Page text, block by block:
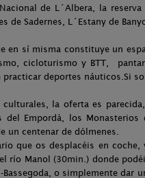
de L´Albera, la
de Sadernes, L´Estany de
en sí misma constituye un
cicloturismo y BTT,
practicar deportes náuticos.Si
la oferta es
del Empordà, los
un centenar de dólmenes.
que os desplacéis en
río Manol (30min.) donde
Bassegoda, o simplemente dar